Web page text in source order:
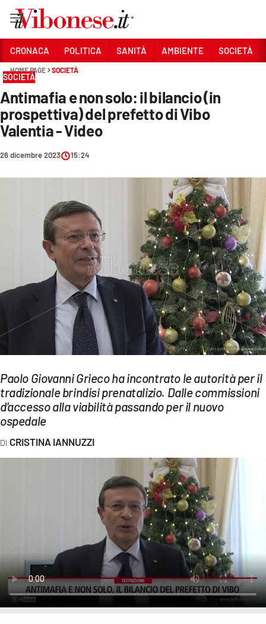
Sezioni
CRONACA
POLITICA
CULTURA
ECONOMIA E LAVORO
LAC TV
LAC NETWORK
LAC ONAIR
LaC
Network
LACITYMAG.IT
ILREGGINO.IT
COSENZACHANNEL.IT
CRONACA POLITICA SANITÀ AMBIENTE SOCIETÀ
HOME PAGE SOCIETÀ
SOCIETÀ
Antimafia e non solo: il bilancio (in
prospettiva) del prefetto di Vibo
Valentia - Video
26 dicembre 2023 15:24
Paolo Giovanni Grieco ha incontrato le autorità per il
tradizionale brindisi prenatalizio. Dalle commissioni
d'accesso alla viabilità passando per il nuovo
ospedale
CRISTINA IANNUZZI